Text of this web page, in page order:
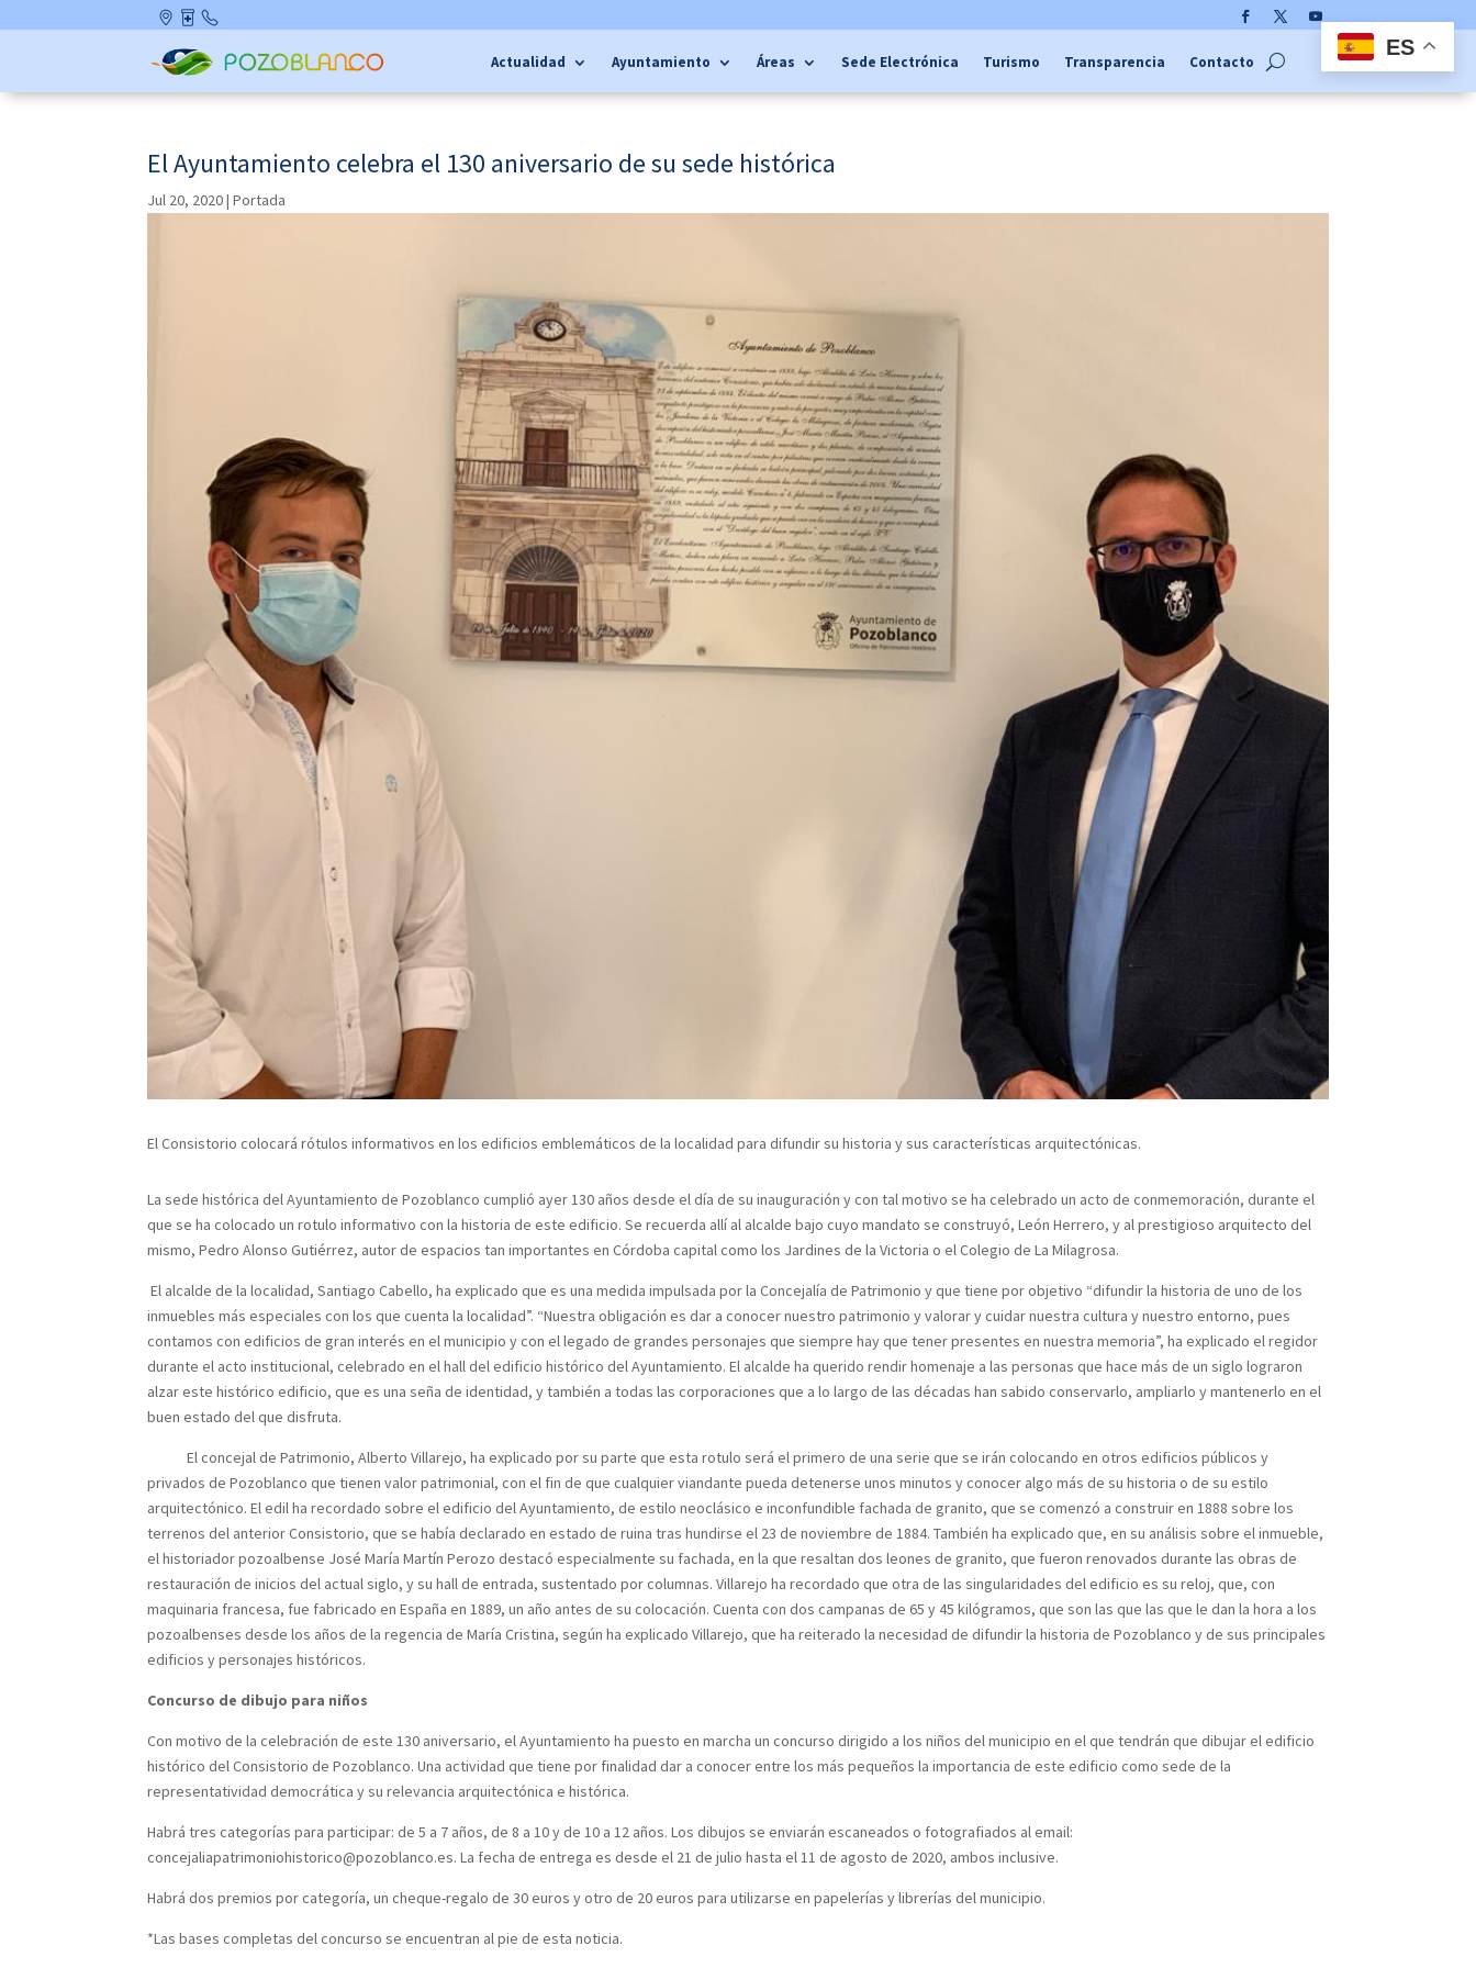
to
Ubicació
n
Farmaci
as de
Contact
o
YouTube
Actualidad
Ayuntamiento Áreas Sede Electrónica Turismo Transparencia Contacto
El Ayuntamiento celebra el 130 aniversario de su sede histórica
Jul 20, 2020|Portada
El Consistorio colocará rótulos informativos en los edificios emblemáticos de la localidad para difundir su historia y sus características arquitectónicas.
La sede histórica del Ayuntamiento de Pozoblanco cumplió ayer 130 años desde el día de su inauguración y con tal motivo se ha celebrado un acto de conmemoración, durante el
que se ha colocado un rotulo informativo con la historia de este edificio. Se recuerda allí al alcalde bajo cuyo mandato se construyó, León Herrero, y al prestigioso arquitecto del
mismo, Pedro Alonso Gutiérrez, autor de espacios tan importantes en Córdoba capital como los Jardines de la Victoria o el Colegio de La Milagrosa.
El alcalde de la localidad, Santiago Cabello, ha explicado que es una medida impulsada por la Concejalía de Patrimonio y que tiene por objetivo “difundir la historia de uno de los
inmuebles más especiales con los que cuenta la localidad”. “Nuestra obligación es dar a conocer nuestro patrimonio y valorar y cuidar nuestra cultura y nuestro entorno, pues
contamos con edificios de gran interés en el municipio y con el legado de grandes personajes que siempre hay que tener presentes en nuestra memoria”, ha explicado el regidor
durante el acto institucional, celebrado en el hall del edificio histórico del Ayuntamiento. El alcalde ha querido rendir homenaje a las personas que hace más de un siglo lograron
alzar este histórico edificio, que es una seña de identidad, y también a todas las corporaciones que a lo largo de las décadas han sabido conservarlo, ampliarlo y mantenerlo en el
buen estado del que disfruta.
El concejal de Patrimonio, Alberto Villarejo, ha explicado por su parte que esta rotulo será el primero de una serie que se irán colocando en otros edificios públicos y
privados de Pozoblanco que tienen valor patrimonial, con el fin de que cualquier viandante pueda detenerse unos minutos y conocer algo más de su historia o de su estilo
arquitectónico. El edil ha recordado sobre el edificio del Ayuntamiento, de estilo neoclásico e inconfundible fachada de granito, que se comenzó a construir en 1888 sobre los
terrenos del anterior Consistorio, que se había declarado en estado de ruina tras hundirse el 23 de noviembre de 1884. También ha explicado que, en su análisis sobre el inmueble,
el historiador pozoalbense José María Martín Perozo destacó especialmente su fachada, en la que resaltan dos leones de granito, que fueron renovados durante las obras de
restauración de inicios del actual siglo, y su hall de entrada, sustentado por columnas. Villarejo ha recordado que otra de las singularidades del edificio es su reloj, que, con
maquinaria francesa, fue fabricado en España en 1889, un año antes de su colocación. Cuenta con dos campanas de 65 y 45 kilógramos, que son las que las que le dan la hora a los
pozoalbenses desde los años de la regencia de María Cristina, según ha explicado Villarejo, que ha reiterado la necesidad de difundir la historia de Pozoblanco y de sus principales
edificios y personajes históricos.
Concurso de dibujo para niños
Con motivo de la celebración de este 130 aniversario, el Ayuntamiento ha puesto en marcha un concurso dirigido a los niños del municipio en el que tendrán que dibujar el edificio
histórico del Consistorio de Pozoblanco. Una actividad que tiene por finalidad dar a conocer entre los más pequeños la importancia de este edificio como sede de la
representatividad democrática y su relevancia arquitectónica e histórica.
Habrá tres categorías para participar: de 5 a 7 años, de 8 a 10 y de 10 a 12 años. Los dibujos se enviarán escaneados o fotografiados al email:
concejaliapatrimoniohistorico@pozoblanco.es. La fecha de entrega es desde el 21 de julio hasta el 11 de agosto de 2020, ambos inclusive.
Habrá dos premios por categoría, un cheque-regalo de 30 euros y otro de 20 euros para utilizarse en papelerías y librerías del municipio.
*Las bases completas del concurso se encuentran al pie de esta noticia.
ES